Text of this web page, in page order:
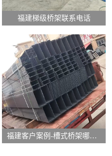
福建梯级桥架联系电话
福建客户案例-槽式桥架哪家有